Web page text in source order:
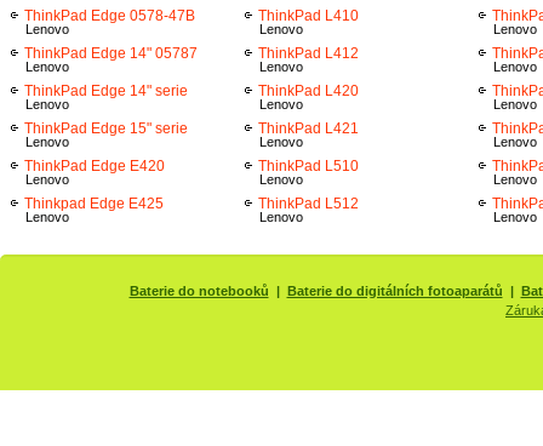
ThinkPad Edge 0578-47B
Lenovo
ThinkPad Edge 14" 05787
Lenovo
ThinkPad Edge 14" serie
Lenovo
ThinkPad Edge 15" serie
Lenovo
ThinkPad Edge E420
Lenovo
Thinkpad Edge E425
Lenovo
ThinkPad L410
Lenovo
ThinkPad L412
Lenovo
ThinkPad L420
Lenovo
ThinkPad L421
Lenovo
ThinkPad L510
Lenovo
ThinkPad L512
Lenovo
Lenovo
Lenovo
Lenovo
Lenovo
Lenovo
Lenovo
Baterie do notebooků | Baterie do digitálních fotoaparátů |